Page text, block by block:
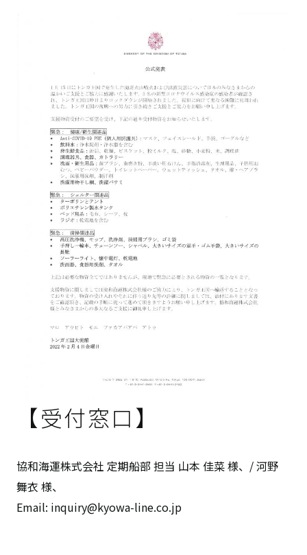
【受付窓口】
協和海運株式会社 定期船部 担当 山本 佳菜 様、/ 河野
舞衣 様、
Email: inquiry@kyowa-line.co.jp